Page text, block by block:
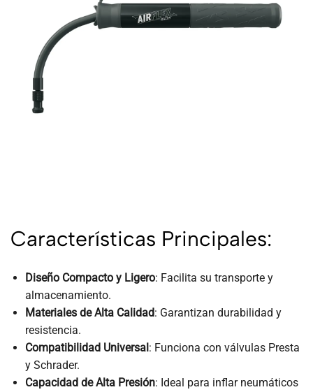
Características Principales:
Diseño Compacto y Ligero: Facilita su transporte y
almacenamiento.
Materiales de Alta Calidad: Garantizan durabilidad y
resistencia.
Compatibilidad Universal: Funciona con válvulas Presta
y Schrader.
Capacidad de Alta Presión: Ideal para inflar neumáticos